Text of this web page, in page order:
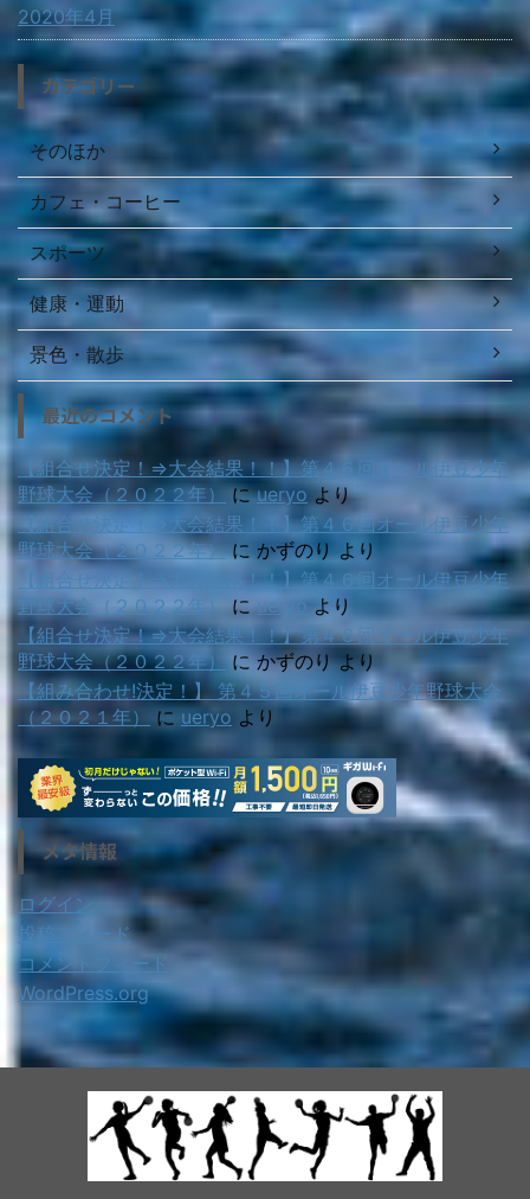
2020年4月
カテゴリー
そのほか
カフェ・コーヒー
スポーツ
健康・運動
景色・散歩
最近のコメント
【組合せ決定！⇒大会結果！！】第４６回オール伊豆少年
野球大会（２０２２年） にueryo より
【組合せ決定！⇒大会結果！！】第４６回オール伊豆少年
野球大会（２０２２年）に かずのり より
【組合せ決定！⇒大会結果！！】第４６回オール伊豆少年
野球大会（２０２２年）
にueryo より
【組合せ決定！⇒大会結果！！】第４６回オール伊豆少年
野球大会（２０２２年）
にかずのりより
【組み合わせ!決定！】 第４５回オール伊豆少年野球大会
（２０２１年）
に ueryo より
メタ情報
ログイン
投稿フィード
コメントフィード
WordPress.org